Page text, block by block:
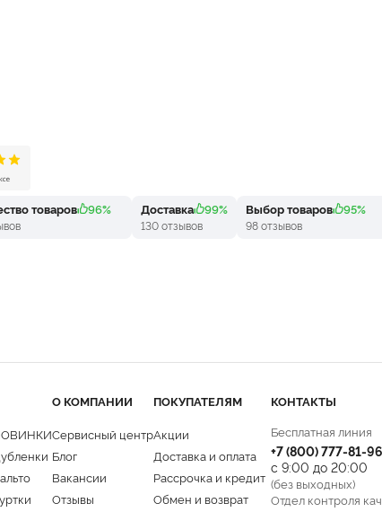
товаров 96% Доставка 99%
130 отзывов
Выбор товаров 95%
98 отзывов
О КОМПАНИИ
Сервисный центр
Блог
Вакансии
Отзывы
ПОКУПАТЕЛЯМ
Акции
Доставка и оплата
Рассрочка и кредит
Обмен и возврат
КОНТАКТЫ
Бесплатная линия
+7 (800) 777-81-96
с 9:00 до 20:00
(без выходных)
Отдел контроля